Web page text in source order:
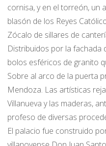
cornisa, y en el torreón, un
blasón de los Reyes
Zócalo de sillares de
Distribuidos por la fachada
bolos esféricos de granito
Sobre al arco de la puerta
Mendoza. Las artísticas
Villanueva y las maderas,
profeso de diversas
El palacio fue construido